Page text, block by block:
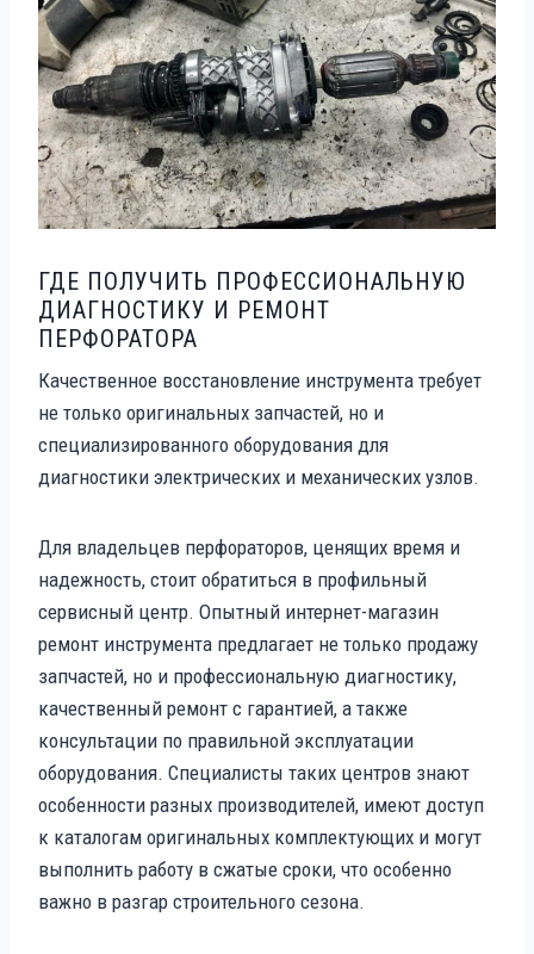
ГДЕ ПОЛУЧИТЬ ПРОФЕССИОНАЛЬНУЮ
ДИАГНОСТИКУ И РЕМОНТ
ПЕРФОРАТОРА
Качественное восстановление инструмента требует
не только оригинальных запчастей, но и
специализированного оборудования для
диагностики электрических и механических узлов.
Для владельцев перфораторов, ценящих время и
надежность, стоит обратиться в профильный
сервисный центр. Опытный интернет-магазин
ремонт инструмента предлагает не только продажу
запчастей, но и профессиональную диагностику,
качественный ремонт с гарантией, а также
консультации по правильной эксплуатации
оборудования. Специалисты таких центров знают
особенности разных производителей, имеют доступ
к каталогам оригинальных комплектующих и могут
выполнить работу в сжатые сроки, что особенно
важно в разгар строительного сезона.